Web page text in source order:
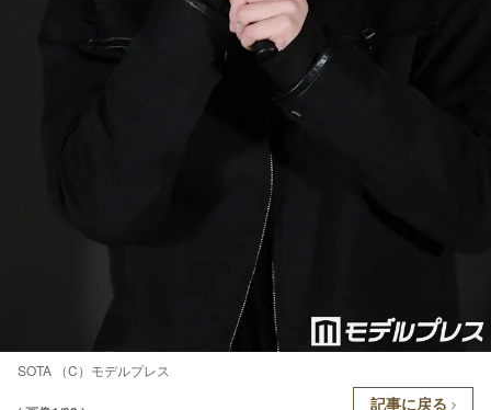
SOTA （C）モデルプレス
記事に戻る